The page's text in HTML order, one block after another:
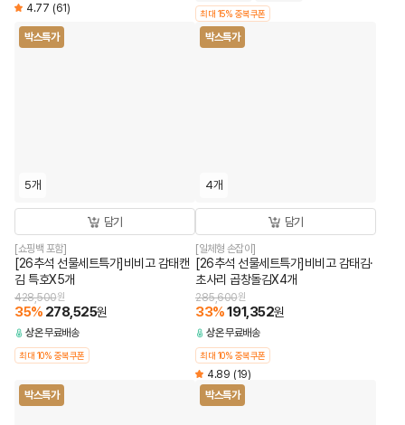
4.77 (61)
최대 15% 중복쿠폰
박스특가
5개
담기
[쇼핑백 포함]
[26추석 선물세트특가]비비고 감태캔
김 특호X5개
428,500원
35% 278,525원
상온무료배송
최대 10% 중복쿠폰
박스특가
4개
담기
[일체형 손잡이]
[26추석 선물세트특가]비비고 감태김·
초사리 곱창돌김X4개
285,600원
33%191,352원
상온무료배송
최대 10% 중복쿠폰
4.89 (19)
박스특가
박스특가